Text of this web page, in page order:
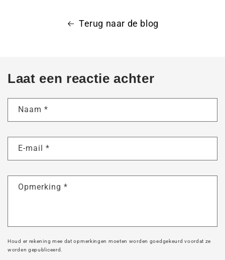
Terug naar de blog
Laat een reactie achter
Naam *
E-mail *
Opmerking *
Houd er rekening mee dat opmerkingen moeten worden goedgekeurd voordat ze
worden gepubliceerd.